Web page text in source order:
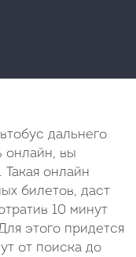
дальнего
онлайн, вы
онлайн
билетов, даст
10 минут
этого придется
от поиска до